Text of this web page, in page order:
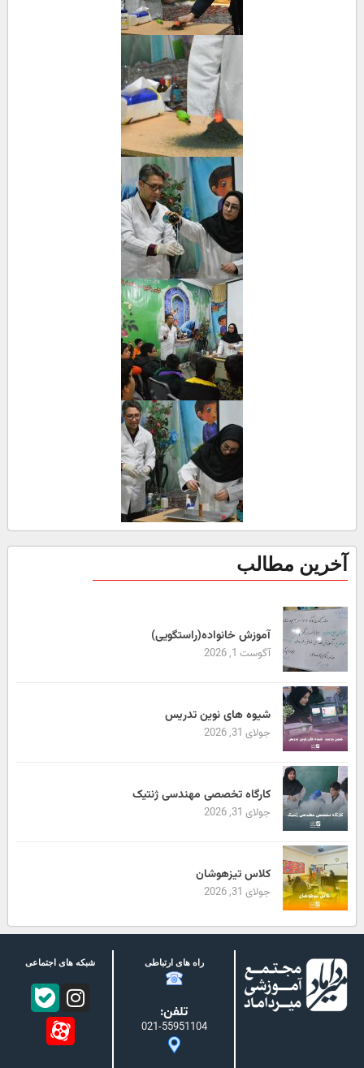
آخرین مطالب
آموزش خانواده(راستگویی)
آگوست 1, 2026
شیوه های نوین تدریس
جولای 31, 2026
کارگاه تخصصی مهندسی ژنتیک
جولای 31, 2026
کلاس تیزهوشان
جولای 31, 2026
راه های ارتباطی
تلفن:
021-55951104
شبکه های اجتماعی